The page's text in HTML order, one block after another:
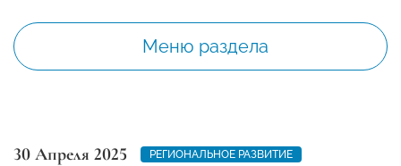
Меню раздела
30 Апреля 2025
РЕГИОНАЛЬНОЕ РАЗВИТИЕ